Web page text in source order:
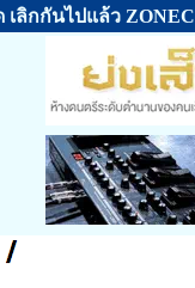
ลิกกันไปแล้ว ZONEC